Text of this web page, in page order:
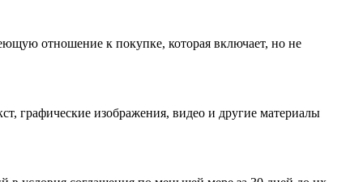
отношение к покупке, которая включает, но не
графические изображения, видео и другие материалы